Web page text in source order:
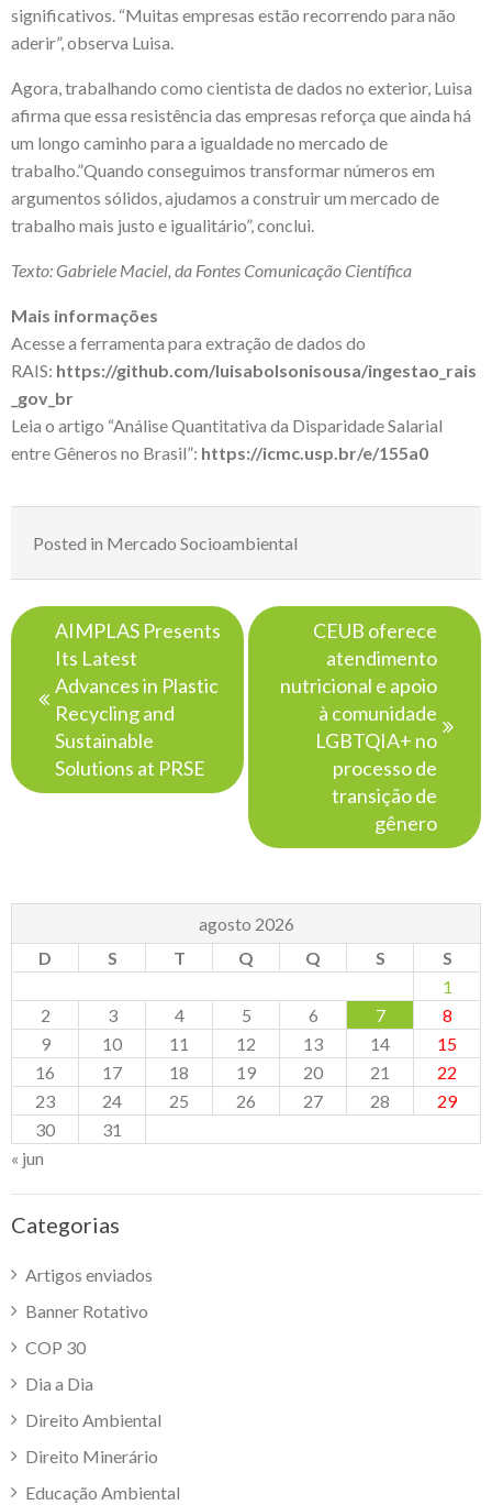
significativos. “Muitas empresas estão recorrendo para não
aderir”, observa Luisa.
Agora, trabalhando como cientista de dados no exterior, Luisa
afirma que essa resistência das empresas reforça que ainda há
um longo caminho para a igualdade no mercado de
trabalho.”Quando conseguimos transformar números em
argumentos sólidos, ajudamos a construir um mercado de
trabalho mais justo e igualitário”, conclui.
Texto: Gabriele Maciel, da Fontes Comunicação Científica
Mais informações
Acesse a ferramenta para extração de dados do
RAIS: https://github.com/luisabolsonisousa/ingestao_rais
_gov_br
Leia o artigo “Análise Quantitativa da Disparidade Salarial
entre Gêneros no Brasil”: https://icmc.usp.br/e/155a0
Posted in Mercado Socioambiental
Navegação
de
Post
AIMPLAS Presents
Its Latest
Advances in Plastic
Recycling and
Sustainable
Solutions at PRSE
CEUB oferece
atendimento
nutricional e apoio
à comunidade
LGBTQIA+ no
processo de
transição de
gênero
agosto 2026
D
S T Q Q S
S
1
2
3 4 5 6 7
8
9
10 11 12 13 14
15
16
17 18 19 20 21
22
23
24 25 26 27 28
29
30
31
« jun
Categorias
Artigos enviados
Banner Rotativo
COP 30
Dia a Dia
Direito Ambiental
Direito Minerário
Educação Ambiental